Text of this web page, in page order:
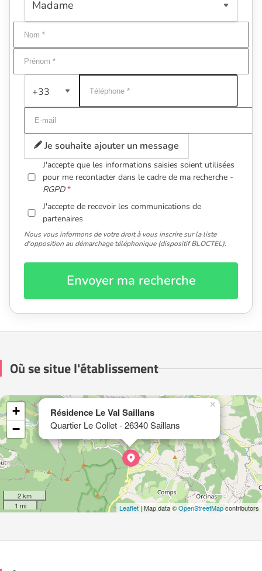
+33
Je souhaite ajouter un message
J'accepte que les informations saisies soient utilisées
pour me recontacter dans le cadre de ma recherche -
RGPD
J'accepte de recevoir les communications de
partenaires
Nous vous informons de votre droit à vous inscrire sur la liste
d'opposition au démarchage téléphonique (dispositif BLOCTEL).
Envoyer ma recherche
Où se situe l'établissement
Résidence Le Val Saillans
Quartier Le Collet - 26340 Saillans
×
+
−
2 km
1 mi
Leaflet | Map data ©OpenStreetMapcontributors